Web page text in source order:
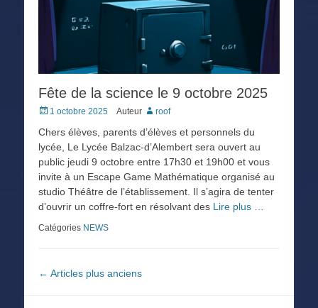
Fête de la science le 9 octobre 2025
Posted
1 octobre 2025 Auteur roof
Chers élèves, parents d’élèves et personnels du
lycée, Le Lycée Balzac-d’Alembert sera ouvert au
public jeudi 9 octobre entre 17h30 et 19h00 et vous
invite à un Escape Game Mathématique organisé au
studio Théâtre de l’établissement. Il s’agira de tenter
d’ouvrir un coffre-fort en résolvant des Lire plus …
Catégories NEWS
Navigation
← Articles plus anciens